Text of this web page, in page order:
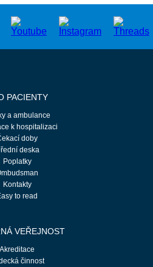
PACIENTY
a ambulance
k hospitalizaci
doby
deska
Poplatky
Kontakty
to read
VEŘEJNOST
Akreditace
činnost